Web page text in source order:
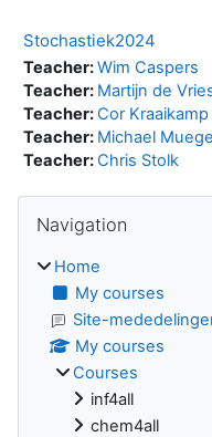
Stochastiek2024
Teacher:Wim Caspers
Teacher: Martijn de
Teacher:Cor Kraaikamp
Teacher: Michael
Teacher:Chris Stolk
Blocks
Navigation
Home
My courses
Site-
My courses
Courses
inf4all
chem4all